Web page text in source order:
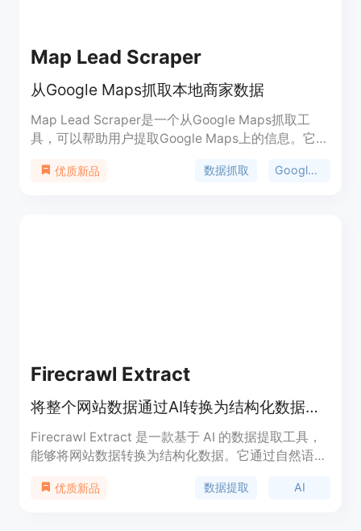
Map Lead Scraper
从Google Maps抓取本地商家数据
Map Lead Scraper是一个从Google Maps抓取工
具，可以帮助用户提取Google Maps上的信息。它可
的时间。可以自动生成潜在客户名单，包括名称、电
优质新品 数据抓取 Google Maps
Firecrawl Extract
将整个网站数据通过AI转换为结构化数据，实现高效数据提取。
Firecrawl Extract 是一款基于 AI 的数据提取工具，
能够将网站数据转换为结构化数据。它通过自然语言
质量差等问题。该产品适用于需要大量网络数据的企
优质新品 数据提取 AI